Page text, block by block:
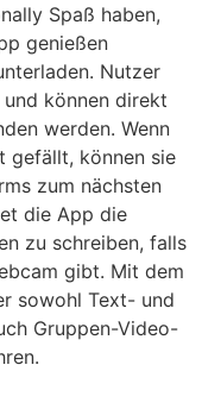
Spaß haben,
genießen
Nutzer
können direkt
werden. Wenn
gefällt, können sie
zum nächsten
die App die
zu schreiben, falls
gibt. Mit dem
sowohl Text- und
Gruppen-Video-